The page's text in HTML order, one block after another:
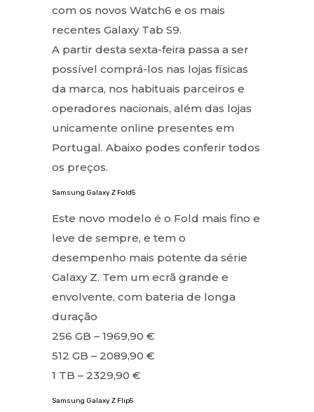
com os novos Watch6 e os mais
recentes Galaxy Tab S9.
A partir desta sexta-feira passa a ser
possível comprá-los nas lojas físicas
da marca, nos habituais parceiros e
operadores nacionais, além das lojas
unicamente online presentes em
Portugal. Abaixo podes conferir todos
os preços.
Samsung Galaxy Z Fold5
Este novo modelo é o Fold mais fino e
leve de sempre, e tem o
desempenho mais potente da série
Galaxy Z. Tem um ecrã grande e
envolvente, com bateria de longa
duração
256 GB – 1969,90 €
512 GB – 2089,90 €
1 TB – 2329,90 €
Samsung Galaxy Z Flip5